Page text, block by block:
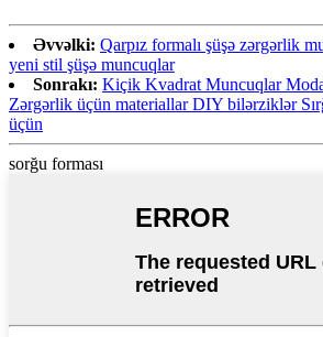
Əvvəlki: Qarpız formalı şüşə zərgərlik
yeni stil şüşə muncuqlar
Sonrakı: Kiçik Kvadrat Muncuqlar
Zərgərlik üçün materiallar DIY bilərziklər
üçün
sorğu forması